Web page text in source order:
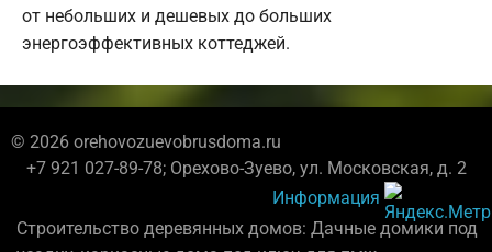
от небольших и дешевых до больших
энергоэффективных коттеджей.
© 2026 orehovozuevobrusdoma.ru
+7 921 027-89-78; Орехово-Зуево, ул. Московская, д. 2
Информация
Строительство деревянных домов: Дачные домики под